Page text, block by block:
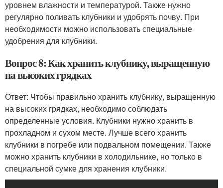
уровнем влажности и температурой. Также нужно
регулярно поливать клубники и удобрять почву. При
необходимости можно использовать специальные
удобрения для клубники.
Вопрос 8: Как хранить клубнику, выращенную
на высоких грядках
Ответ: Чтобы правильно хранить клубнику, выращенную
на высоких грядках, необходимо соблюдать
определенные условия. Клубники нужно хранить в
прохладном и сухом месте. Лучше всего хранить
клубники в погребе или подвальном помещении. Также
можно хранить клубники в холодильнике, но только в
специальной сумке для хранения клубники.